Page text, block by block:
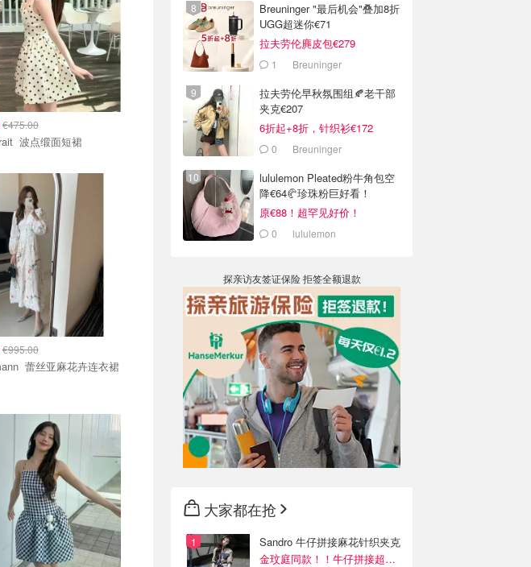
€475.00
Self-Portrait 波点缎面短裙
€995.00
Zimmermann 蕾丝亚麻花卉连衣裙
Breuninger "最后机会"叠加8折
UGG超迷你€71
拉夫劳伦麂皮包€279
1 Breuninger
拉夫劳伦早秋氛围组🍂老干部
夹克€207
6折起+8折，针织衫€172
0 Breuninger
lululemon Pleated粉牛角包空
降€64🥐珍珠粉巨好看！
原€88！超罕见好价！
0 lululemon
探亲访友签证保险 拒签全额退款
大家都在抢
Sandro 牛仔拼接麻花针织夹克
金玟庭同款！！牛仔拼接超有层次感